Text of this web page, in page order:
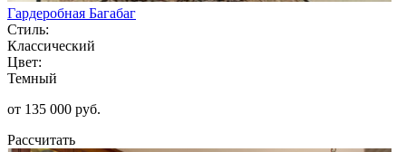
Гардеробная Багабаг
Стиль:
Классический
Цвет:
Темный
от 135 000 руб.
Рассчитать